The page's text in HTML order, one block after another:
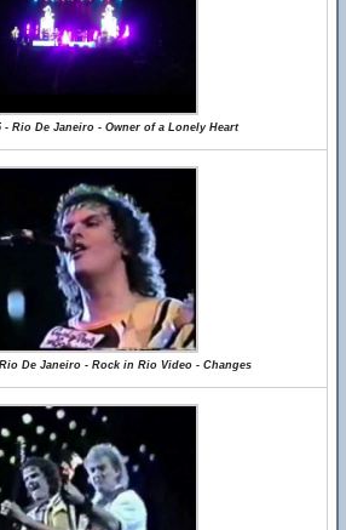
- Rio De Janeiro - Owner of a Lonely Heart
De Janeiro - Rock in Rio Video - Changes